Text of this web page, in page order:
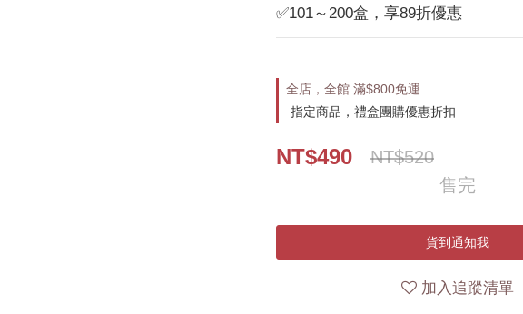
✅101～200盒，享89折優惠
全店，全館 滿$800免運
指定商品，禮盒團購優惠折扣
NT$490
NT$520
售完
貨到通知我
加入追蹤清單